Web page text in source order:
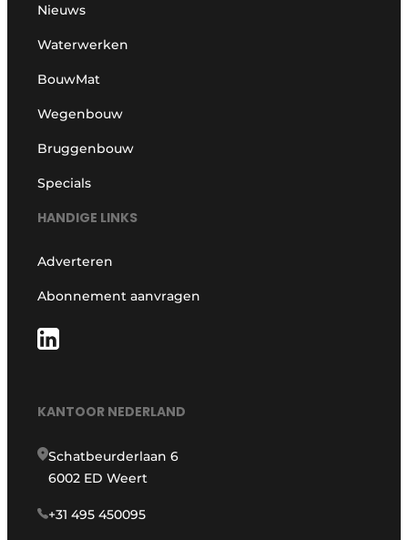
Nieuws
Waterwerken
BouwMat
Wegenbouw
Bruggenbouw
Specials
HANDIGE LINKS
Adverteren
Abonnement aanvragen
KANTOOR NEDERLAND
Schatbeurderlaan 6
6002 ED Weert
+31 495 450095